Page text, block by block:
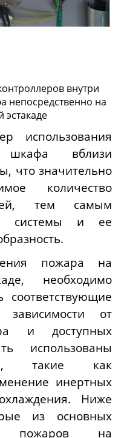
внутри
непосредственно на
эстакаде
использования
шкафа вблизи
что значительно
количество
тем самым
системы и ее
пожара на
необходимо
соответствующие
от
и доступных
использованы
такие как
инертных
Ниже
из основных
пожаров на